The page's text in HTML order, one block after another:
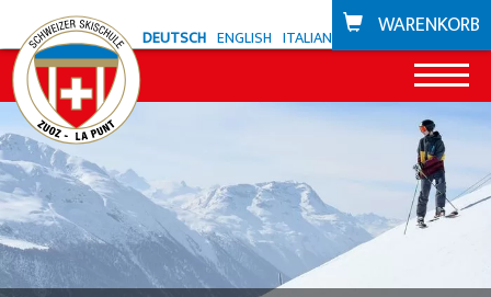
DEUTSCH ENGLISH ITALIANO WARENKORB
News
Angebot Zuoz
Snowli Kids Village
Angebot La Punt